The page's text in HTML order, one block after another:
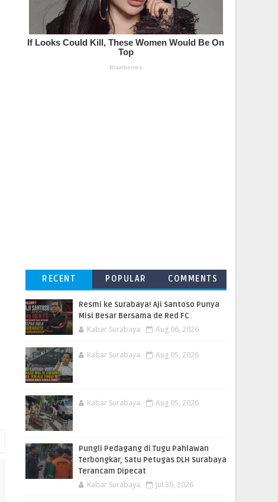
RECENT POPULAR COMMENTS
Resmi ke Surabaya! Aji Santoso Punya
Misi Besar Bersama de Red FC
Kabar Surabaya Aug 06, 2026
Kabar Surabaya Aug 05, 2026
Kabar Surabaya Aug 05, 2026
Pungli Pedagang di Tugu Pahlawan
Terbongkar, Satu Petugas DLH Surabaya
Terancam Dipecat
Kabar Surabaya Jul 30, 2026